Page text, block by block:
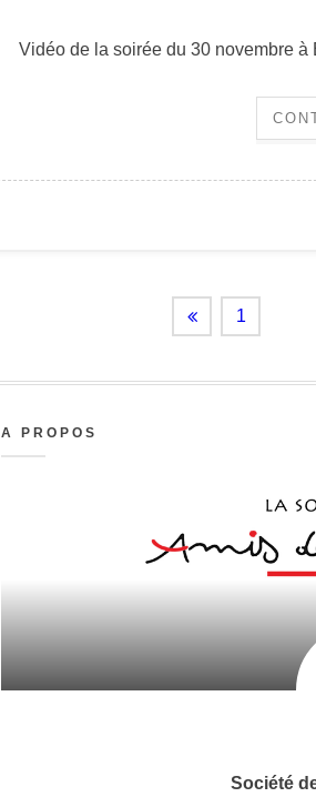
Vidéo de la soirée du 30 novembre
1
A PROPOS
Société